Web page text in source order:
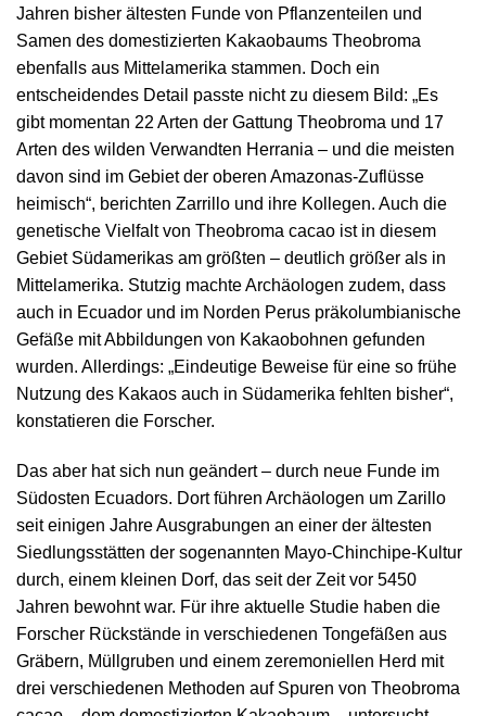
Jahren bisher ältesten Funde von Pflanzenteilen und
Samen des domestizierten Kakaobaums Theobroma
ebenfalls aus Mittelamerika stammen. Doch ein
entscheidendes Detail passte nicht zu diesem Bild: „Es
gibt momentan 22 Arten der Gattung Theobroma und 17
Arten des wilden Verwandten Herrania – und die meisten
davon sind im Gebiet der oberen Amazonas-Zuflüsse
heimisch“, berichten Zarrillo und ihre Kollegen. Auch die
genetische Vielfalt von Theobroma cacao ist in diesem
Gebiet Südamerikas am größten – deutlich größer als in
Mittelamerika. Stutzig machte Archäologen zudem, dass
auch in Ecuador und im Norden Perus präkolumbianische
Gefäße mit Abbildungen von Kakaobohnen gefunden
wurden. Allerdings: „Eindeutige Beweise für eine so frühe
Nutzung des Kakaos auch in Südamerika fehlten bisher“,
konstatieren die Forscher.
Das aber hat sich nun geändert – durch neue Funde im
Südosten Ecuadors. Dort führen Archäologen um Zarillo
seit einigen Jahre Ausgrabungen an einer der ältesten
Siedlungsstätten der sogenannten Mayo-Chinchipe-Kultur
durch, einem kleinen Dorf, das seit der Zeit vor 5450
Jahren bewohnt war. Für ihre aktuelle Studie haben die
Forscher Rückstände in verschiedenen Tongefäßen aus
Gräbern, Müllgruben und einem zeremoniellen Herd mit
drei verschiedenen Methoden auf Spuren von Theobroma